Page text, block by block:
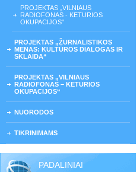
PROJEKTAS „VILNIAUS
RADIOFONAS - KETURIOS
OKUPACIJOS"
PROJEKTAS „ŽURNALISTIKOS
MENAS: KULTŪROS DIALOGAS IR
SKLAIDA“
PROJEKTAS „VILNIAUS
RADIOFONAS – KETURIOS
OKUPACIJOS“
NUORODOS
TIKRINIMAMS
PADALINIAI